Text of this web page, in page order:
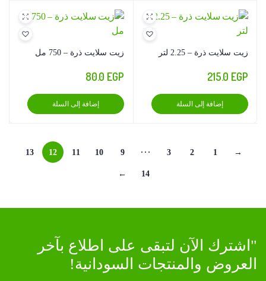
زيت سلايت ذرة – 2.25 لتر
215.0 EGP
إضافة إلى السلة
زيت سلايت ذرة – 750 مل
80.0 EGP
إضافة إلى السلة
→
1
2
3
…
9
10
11
12
13
14
←
"اشترك الآن لتبقى على اطلاع بآخر
العروض والمنتجات السودانية!